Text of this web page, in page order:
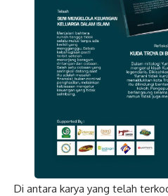
Di antara karya yang telah